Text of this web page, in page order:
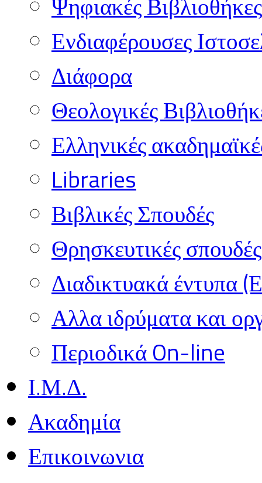
Ενδιαφέρουσες
Διάφορα
Θεολογικές
Ελληνικές
Libraries
Βιβλικές Σπουδές
Θρησκευτικές
Διαδικτυακά έντυπα
Αλλα ιδρύματα και
Περιοδικά On-line
Ι.Μ.Δ.
Ακαδημία
Επικοινωνια